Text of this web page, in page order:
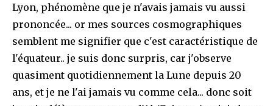
Lyon, phénomène que je n'avais jamais vu aussi
prononcée... or mes sources cosmographiques
semblent me signifier que c'est caractéristique de
l'équateur.. je suis donc surpris, car j'observe
quasiment quotidiennement la Lune depuis 20
ans, et je ne l'ai jamais vu comme cela... donc soit